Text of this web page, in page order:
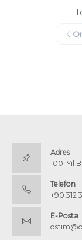
Adres
100. Yıl
Telefon
+90 312
E-Posta